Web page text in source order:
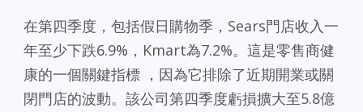
在第四季度，包括假日購物季，Sears門店收入一
年至少下跌6.9%，Kmart為7.2%。這是零售商健
康的一個關鍵指標 ，因為它排除了近期開業或關
閉門店的波動。該公司第四季度虧損擴大至5.8億